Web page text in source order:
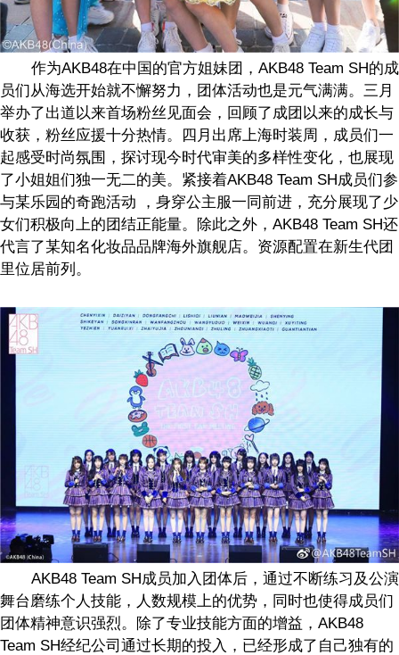
作为AKB48在中国的官方姐妹团， AKB48 Team SH的成
员们从海选开始就不懈努力，团体活动也是元气满满。三月
举办了出道以来首场粉丝见面会，回顾了成团以来的成长与
收获，粉丝应援十分热情。四月出席上海时装周，成员们一
起感受时尚氛围，探讨现今时代审美的多样性变化，也展现
了小姐姐们独一无二的美。紧接着AKB48 Team SH成员们参
与某乐园的奇跑活动
，身穿公主服一同前进，充分展现了少
女们积极向上的团结正能量。除此之外， AKB48 Team SH还
代言了某知名化妆品品牌海外旗舰店。资源配置在新生代团
里位居前列。
AKB48 Team SH成员加入团体后，通过不断练习及公演
舞台磨练个人技能，人数规模上的优势，同时也使得成员们
团体精神意识强烈。除了专业技能方面的增益， AKB48
Team SH经纪公司通过长期的投入，已经形成了自己独有的